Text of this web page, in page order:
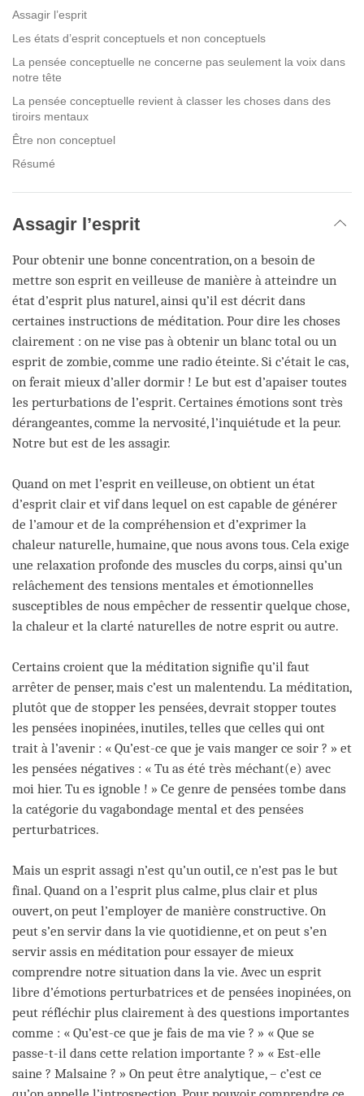
Assagir l’esprit
Les états d’esprit conceptuels et non conceptuels
La pensée conceptuelle ne concerne pas seulement la voix dans
notre tête
La pensée conceptuelle revient à classer les choses dans des
tiroirs mentaux
Être non conceptuel
Résumé
Assagir l’esprit
Pour obtenir une bonne concentration, on a besoin de
mettre son esprit en veilleuse de manière à atteindre un
état d’esprit plus naturel, ainsi qu’il est décrit dans
certaines instructions de méditation. Pour dire les choses
clairement : on ne vise pas à obtenir un blanc total ou un
esprit de zombie, comme une radio éteinte. Si c’était le cas,
on ferait mieux d’aller dormir ! Le but est d’apaiser toutes
les perturbations de l’esprit. Certaines émotions sont très
dérangeantes, comme la nervosité, l’inquiétude et la peur.
Notre but est de les assagir.
Quand on met l’esprit en veilleuse, on obtient un état
d’esprit clair et vif dans lequel on est capable de générer
de l’amour et de la compréhension et d’exprimer la
chaleur naturelle, humaine, que nous avons tous. Cela exige
une relaxation profonde des muscles du corps, ainsi qu’un
relâchement des tensions mentales et émotionnelles
susceptibles de nous empêcher de ressentir quelque chose,
la chaleur et la clarté naturelles de notre esprit ou autre.
Certains croient que la méditation signifie qu’il faut
arrêter de penser, mais c’est un malentendu. La méditation,
plutôt que de stopper les pensées, devrait stopper toutes
les pensées inopinées, inutiles, telles que celles qui ont
trait à l’avenir : « Qu’est-ce que je vais manger ce soir ? » et
les pensées négatives : « Tu as été très méchant(e) avec
moi hier. Tu es ignoble ! » Ce genre de pensées tombe dans
la catégorie du vagabondage mental et des pensées
perturbatrices.
Mais un esprit assagi n’est qu’un outil, ce n’est pas le but
final. Quand on a l’esprit plus calme, plus clair et plus
ouvert, on peut l’employer de manière constructive. On
peut s’en servir dans la vie quotidienne, et on peut s’en
servir assis en méditation pour essayer de mieux
comprendre notre situation dans la vie. Avec un esprit
libre d’émotions perturbatrices et de pensées inopinées, on
peut réfléchir plus clairement à des questions importantes
comme : « Qu’est-ce que je fais de ma vie ? » « Que se
passe-t-il dans cette relation importante ? » « Est-elle
saine ? Malsaine ? » On peut être analytique, – c’est ce